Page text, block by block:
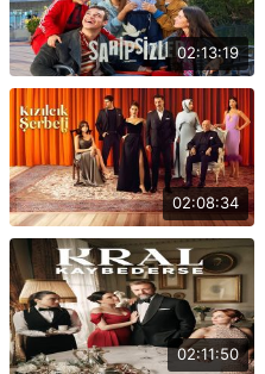
02:13:19
02:08:34
02:11:50